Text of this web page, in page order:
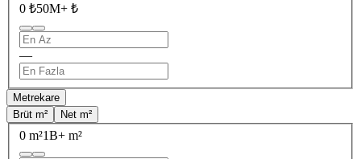
0 ₺50M+ ₺
—
Metrekare
Brüt m²
Net m²
0 m²1B+ m²